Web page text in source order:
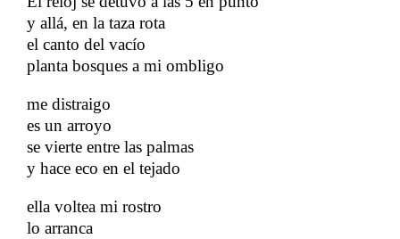
y allá, en la taza rota
el canto del vacío
planta bosques a mi ombligo
me distraigo
es un arroyo
se vierte entre las palmas
y hace eco en el tejado
ella voltea mi rostro
lo arranca